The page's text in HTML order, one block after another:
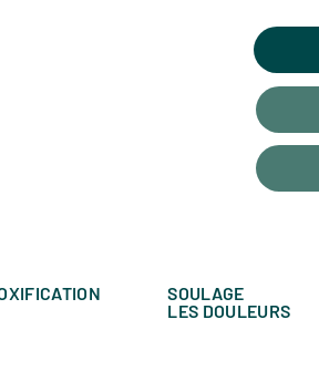
SOULAGE
LES DOULEURS